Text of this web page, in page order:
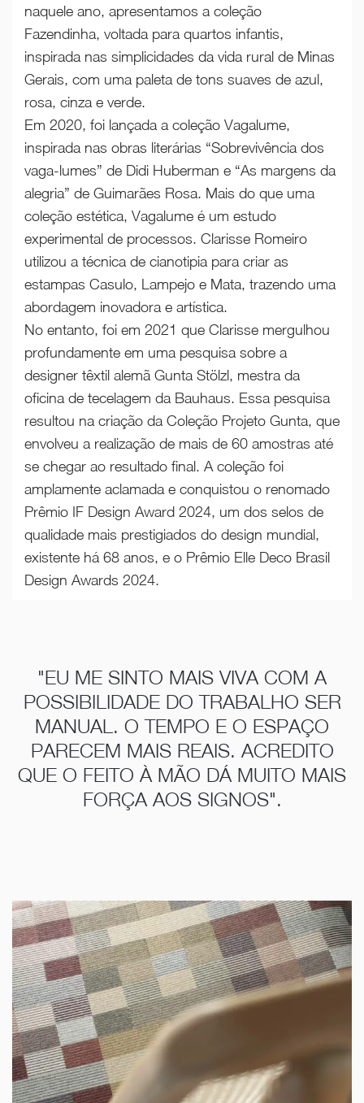
naquele ano, apresentamos a coleção
Fazendinha, voltada para quartos infantis,
inspirada nas simplicidades da vida rural de Minas
Gerais, com uma paleta de tons suaves de azul,
rosa, cinza e verde.
Em 2020, foi lançada a coleção Vagalume,
inspirada nas obras literárias “Sobrevivência dos
vaga-lumes” de Didi Huberman e “As margens da
alegria” de Guimarães Rosa. Mais do que uma
coleção estética, Vagalume é um estudo
experimental de processos. Clarisse Romeiro
utilizou a técnica de cianotipia para criar as
estampas Casulo, Lampejo e Mata, trazendo uma
abordagem inovadora e artística.
No entanto, foi em 2021 que Clarisse mergulhou
profundamente em uma pesquisa sobre a
designer têxtil alemã Gunta Stölzl, mestra da
oficina de tecelagem da Bauhaus. Essa pesquisa
resultou na criação da Coleção Projeto Gunta, que
envolveu a realização de mais de 60 amostras até
se chegar ao resultado final. A coleção foi
amplamente aclamada e conquistou o renomado
Prêmio IF Design Award 2024, um dos selos de
qualidade mais prestigiados do design mundial,
existente há 68 anos, e o Prêmio Elle Deco Brasil
Design Awards 2024.
"EU ME SINTO MAIS VIVA COM A
POSSIBILIDADE DO TRABALHO SER
MANUAL. O TEMPO E O ESPAÇO
PARECEM MAIS REAIS. ACREDITO
QUE O FEITO À MÃO DÁ MUITO MAIS
FORÇA AOS SIGNOS".